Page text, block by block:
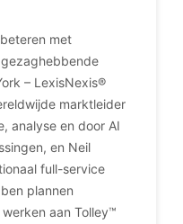
met
– LexisNexis®
marktleider
analyse en door AI
en Neil
full-service
plannen
aan Tolley™